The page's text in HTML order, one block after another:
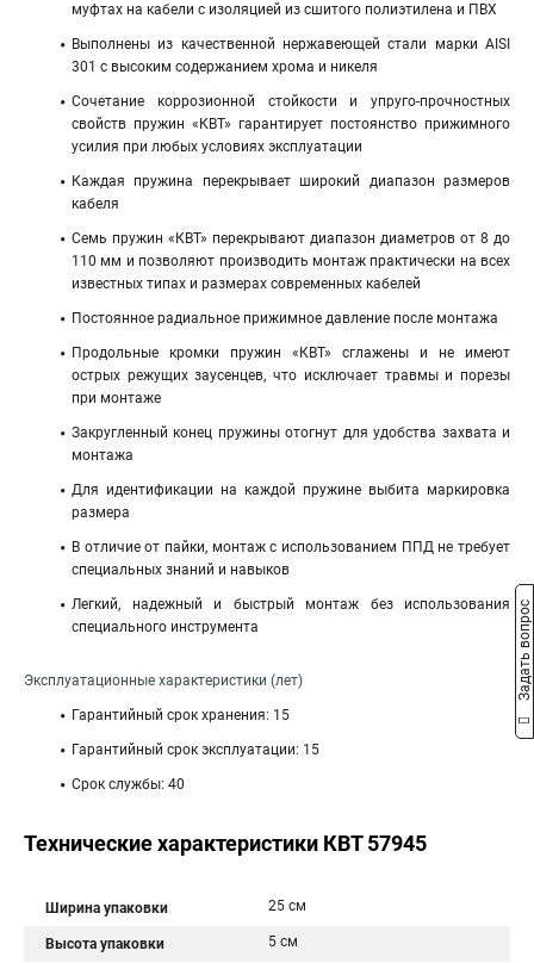
муфтах на кабели с изоляцией из сшитого полиэтилена и ПВХ
Выполнены из качественной нержавеющей стали марки AISI
301 с высоким содержанием хрома и никеля
Сочетание коррозионной стойкости и упруго-прочностных
свойств пружин «КВТ» гарантирует постоянство прижимного
усилия при любых условиях эксплуатации
Каждая пружина перекрывает широкий диапазон размеров
кабеля
Семь пружин «КВТ» перекрывают диапазон диаметров от 8 до
110 мм и позволяют производить монтаж практически на всех
известных типах и размерах современных кабелей
Постоянное радиальное прижимное давление после монтажа
Продольные кромки пружин «КВТ» сглажены и не имеют
острых режущих заусенцев, что исключает травмы и порезы
при монтаже
Закругленный конец пружины отогнут для удобства захвата и
монтажа
Для идентификации на каждой пружине выбита маркировка
размера
В отличие от пайки, монтаж с использованием ППД не требует
специальных знаний и навыков
Легкий, надежный и быстрый монтаж без использования
специального инструмента
Эксплуатационные характеристики (лет)
Гарантийный срок хранения: 15
Гарантийный срок эксплуатации: 15
Срок службы: 40
Технические характеристики КВТ 57945
Ширина упаковки 25 см
Высота упаковки 5 см
Задать вопрос